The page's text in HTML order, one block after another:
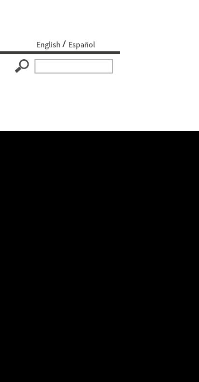
English Español